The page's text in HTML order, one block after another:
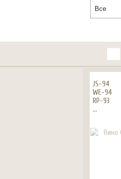
Все
JS-94
WE-94
RP-93
...